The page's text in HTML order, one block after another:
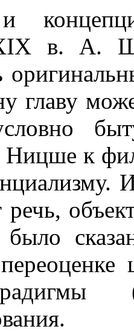
в. А.
главу
Ницше к
речь,